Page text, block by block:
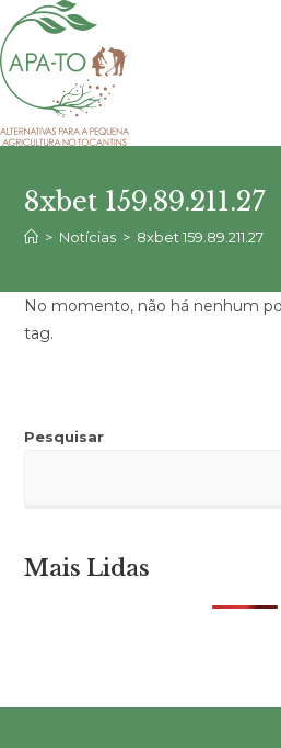
para
o
conteúdo
8xbet 159.89.211.27
> Notícias > 8xbet 159.89.211.27
No momento, não há nenhum
tag.
Pesquisar
Mais Lidas